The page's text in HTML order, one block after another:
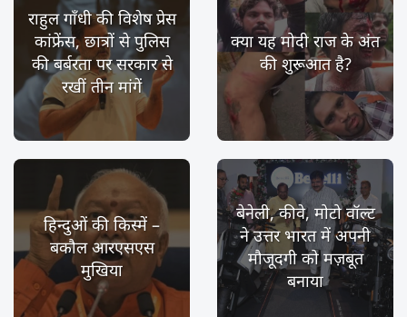
राहुल गाँधी की विशेष प्रेस
कांफ्रेंस, छात्रों से पुलिस
की बर्बरता पर सरकार से
रखीं तीन मांगें
क्या यह मोदी राज के अंत
की शुरूआत है?
हिन्दुओं की किस्में –
बकौल आरएसएस
मुखिया
बेनेली, कीवे, मोटो वॉल्ट
ने उत्तर भारत में अपनी
मौजूदगी को मज़बूत
बनाया